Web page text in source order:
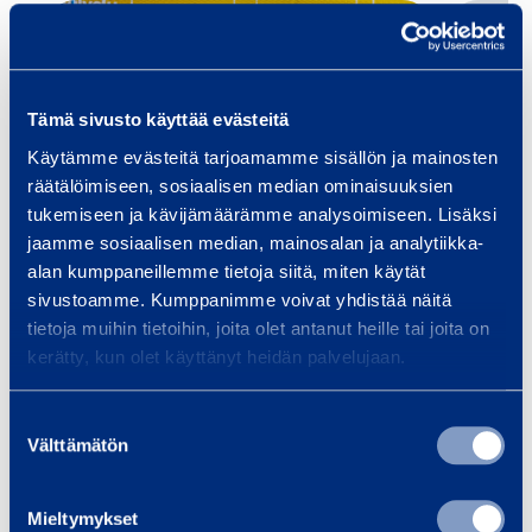
Tämä sivusto käyttää evästeitä
Käytämme evästeitä tarjoamamme sisällön ja mainosten
räätälöimiseen, sosiaalisen median ominaisuuksien
tukemiseen ja kävijämäärämme analysoimiseen. Lisäksi
jaamme sosiaalisen median, mainosalan ja analytiikka-
alan kumppaneillemme tietoja siitä, miten käytät
sivustoamme. Kumppanimme voivat yhdistää näitä
tietoja muihin tietoihin, joita olet antanut heille tai joita on
kerätty, kun olet käyttänyt heidän palvelujaan.
valinta
Välttämätön
Mieltymykset
m
P
4
0
projekti, jossa oikeat työkalut ja
kalusto tekevät eron sujuvan ja
stressittömän…
Lue lisää
ja
Lue
Koulutukset